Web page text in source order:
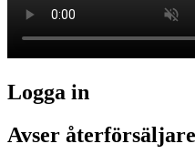
Logga in
Avser återförsäljare